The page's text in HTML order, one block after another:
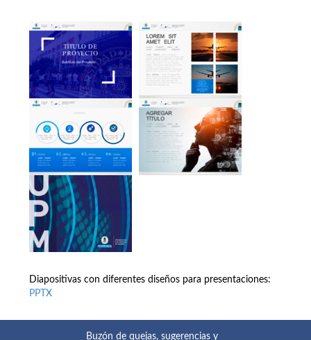
Diapositivas con diferentes diseños para presentaciones:
PPTX
Buzón de quejas, sugerencias y